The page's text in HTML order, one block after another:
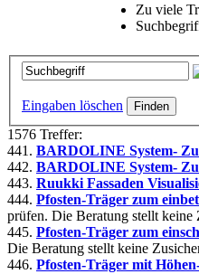
Zu viele
Eingaben löschen
1576 Treffer:
441. BARDOLINE System-
442. BARDOLINE System-
443. Ruukki Fassaden
444. Pfosten-Träger zum
prüfen. Die Beratung stellt keine
445. Pfosten-Träger zum
Die Beratung stellt keine
446. Pfosten-Träger mit